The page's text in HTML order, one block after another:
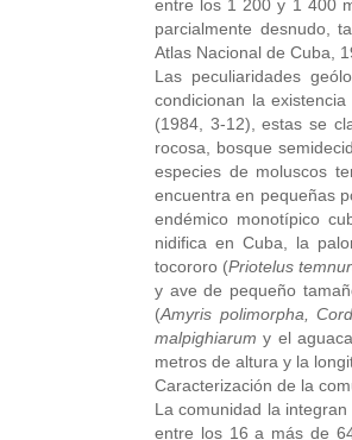
entre los 1 200 y 1 400
parcialmente desnudo,
Atlas Nacional de Cuba,
Las peculiaridades
condicionan la
(1984, 3-12), estas se
rocosa, bosque
especies de moluscos
encuentra en pequeñas
endémico monotípico
nidifica en Cuba, la
tocororo (Priotelus
y ave de pequeño
(Amyris polimorpha,
malpighiarum y el
metros de altura y la
Caracterización de la
La comunidad la
entre los 16 a más de